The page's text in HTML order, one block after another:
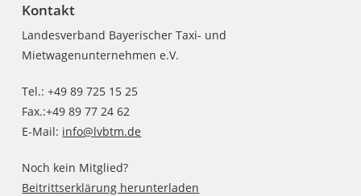
Kontakt
Landesverband Bayerischer Taxi- und
Mietwagenunternehmen e.V.
Tel.: +49 89 725 15 25
Fax.:+49 89 77 24 62
E-Mail: info@lvbtm.de
Noch kein Mitglied?
Beitrittserklärung herunterladen